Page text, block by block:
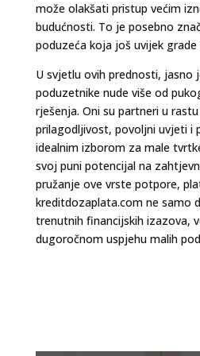
može olakšati pristup većim
budućnosti. To je posebno
poduzeća koja još uvijek
U svjetlu ovih prednosti, jasno
poduzetnike nude više od
rješenja. Oni su partneri u
prilagodljivost, povoljni uvjeti i
idealnim izborom za male
svoj puni potencijal na
pružanje ove vrste potpore,
kreditdozaplata.com ne samo
trenutnih financijskih izazova,
dugoročnom uspjehu malih